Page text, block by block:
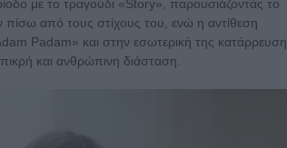
με το τραγούδι «Story», παρουσιάζοντάς το
από τους στίχους του, ενώ η αντίθεση
Padam» και στην εσωτερική της κατάρρευση
και ανθρώπινη διάσταση.